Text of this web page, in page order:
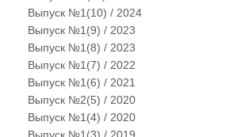
Выпуск №1(10) / 2024
Выпуск №1(9) / 2023
Выпуск №1(8) / 2023
Выпуск №1(7) / 2022
Выпуск №1(6) / 2021
Выпуск №2(5) / 2020
Выпуск №1(4) / 2020